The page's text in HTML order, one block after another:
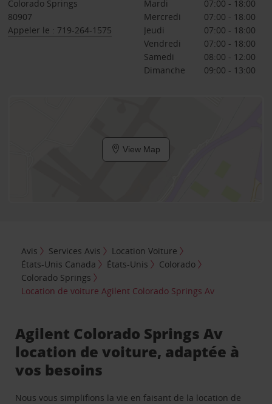
Colorado Springs
80907
Appeler le : 719-264-1575
Mardi
07:00 - 18:00
Mercredi
07:00 - 18:00
Jeudi
07:00 - 18:00
Vendredi
07:00 - 18:00
Samedi
08:00 - 12:00
Dimanche
09:00 - 13:00
View Map
Avis Services Avis
Location Voiture
États-Unis Canada
États-Unis
Colorado
Colorado Springs
Location de voiture Agilent Colorado Springs Av
Agilent Colorado Springs Av
location de voiture, adaptée à
vos besoins
Nous vous simplifions la vie en faisant de la location de